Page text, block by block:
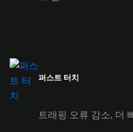
퍼스트 터치
트래핑 오류 감소, 더